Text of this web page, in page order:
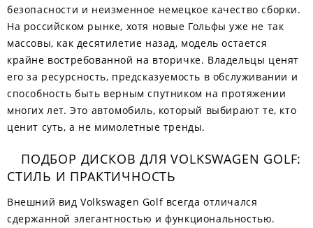
безопасности и неизменное немецкое качество сборки.
На российском рынке, хотя новые Гольфы уже не так
массовы, как десятилетие назад, модель остается
крайне востребованной на вторичке. Владельцы ценят
его за ресурсность, предсказуемость в обслуживании и
способность быть верным спутником на протяжении
многих лет. Это автомобиль, который выбирают те, кто
ценит суть, а не мимолетные тренды.
ПОДБОР ДИСКОВ ДЛЯ VOLKSWAGEN GOLF:
СТИЛЬ И ПРАКТИЧНОСТЬ
Внешний вид Volkswagen Golf всегда отличался
сдержанной элегантностью и функциональностью.